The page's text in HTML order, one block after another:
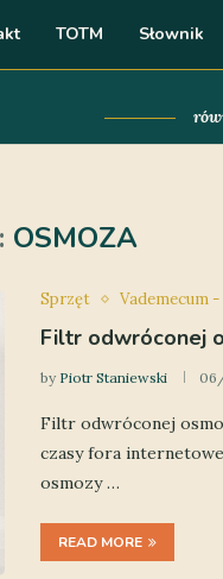
TOTM Słownik
OSMOZA
Sprzęt Vademecum
Filtr odwróconej
by Piotr Staniewski
Filtr odwróconej
czasy fora
osmozy …
READ MORE